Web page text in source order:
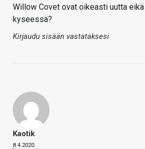
Willow Covet ovat oikeasti uutta
kyseessä?
Kirjaudu sisään vastataksesi
Kaotik
8.4.2020